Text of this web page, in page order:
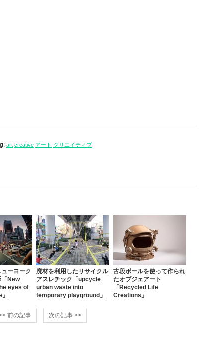
art creative アート クリエイティブ
ーヨーク
「New
eyes of
廃材を利用したリサイクル
アスレチック「upcycle
urban waste into
temporary playground」
古段ボールを使って作られ
たオブジェアート
「Recycled Life
Creations」
前の記事 次の記事 >>